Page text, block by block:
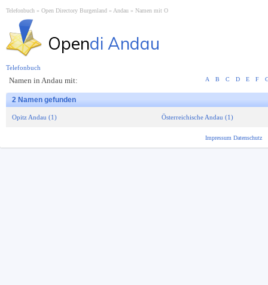
Telefonbuch Open Directory Burgenland Andau Namen mit O
Opendi Andau
Namen in Andau mit: A B C D E F
2 Namen gefunden
Opitz Andau (1) Österreichische Andau (1)
Telefonbuch
Impressum Datenschutz